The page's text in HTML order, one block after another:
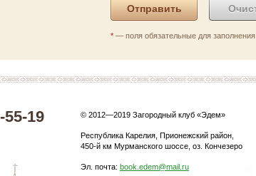
* — поля обязательные для заполнения
55-19 © 2012—2019 Загородный клуб «Эдем»
Республика Карелия, Прионежский район,
450-й км Мурманского шоссе, оз. Кончезеро
Эл. почта: book.edem@mail.ru